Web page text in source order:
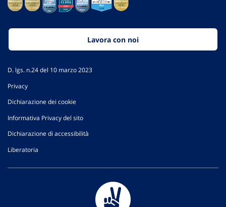
Lavora con noi
D. lgs. n.24 del 10 marzo 2023
Privacy
Dichiarazione dei cookie
Informativa Privacy del sito
Dichiarazione di accessibilità
Liberatoria